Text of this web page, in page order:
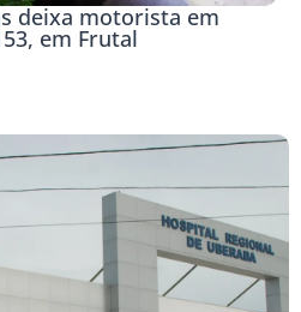
deixa motorista em
em Frutal